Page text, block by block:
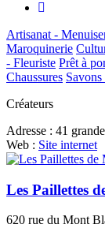
Artisanat -
Maroquinerie
- Fleuriste Prêt à
Chaussures
Créateurs
Adresse : 41
Web : Site internet
Les Paillettes
620 rue du Mont